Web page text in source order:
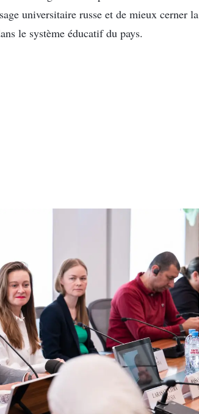
universitaire russe et de mieux cerner la
le système éducatif du pays.